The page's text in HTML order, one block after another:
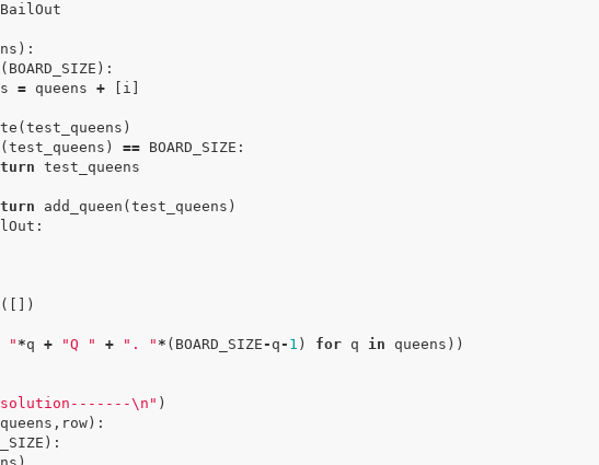
BailOut
):
( BOARD_SIZE ):
= queens + i
( test_queens )
( test_queens ) == BOARD_SIZE :
test_queens
add_queen ( test_queens )
:
([])
" *q + "Q " + ". " * ( BOARD_SIZE - q - 1 ) for q in queens ))
\n " )
queens , row ):
):